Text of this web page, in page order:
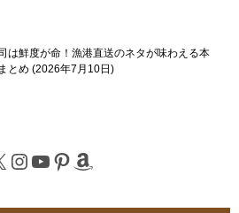
は鮮度が命！漁港直送のネタが味わえる本
とめ 2026年7月10日
Instagram
YouTube
Pinterest
Amazon